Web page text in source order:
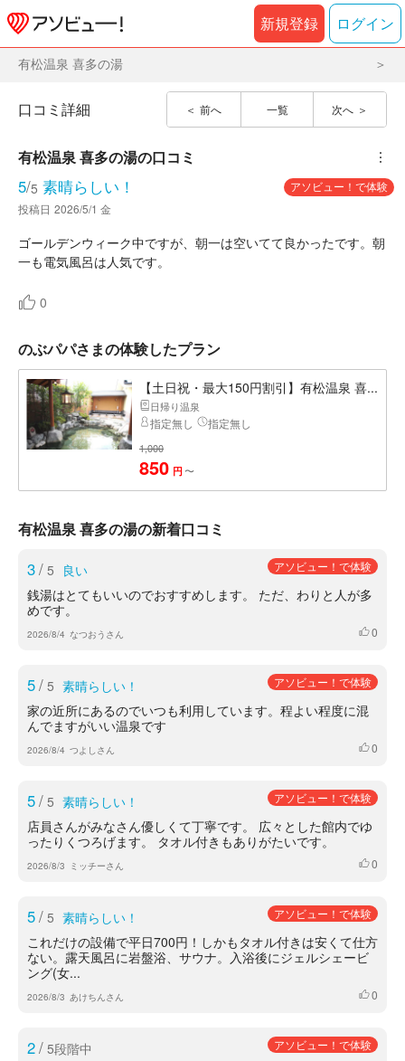
新規登録 ログイン
有松温泉 喜多の湯
前へ 一覧 次へ
口コミ詳細
有松温泉 喜多の湯の口コミ ︙
5/5 素晴らしい！
アソビュー！で体験
投稿日 2026/5/1 金
ゴールデンウィーク中ですが、朝一は空いてて良かったです。朝
一も電気風呂は人気です。
0
のぶパパさまの体験したプラン
【土日祝・最大150円割引】有松温泉 喜...
日帰り温泉
指定無し 指定無し
1,000
850 円 〜
有松温泉 喜多の湯の新着口コミ
3/ 5 良い アソビュー！で体験
銭湯はとてもいいのでおすすめします。 ただ、わりと人が多
めです。
2026/8/4 なつおうさん いいね
0
5/ 5 素晴らしい！ アソビュー！で体験
家の近所にあるのでいつも利用しています。程よい程度に混
んでますがいい温泉です
2026/8/4 つよしさん いいね
0
5/ 5 素晴らしい！ アソビュー！で体験
店員さんがみなさん優しくて丁寧です。 広々とした館内でゆ
ったりくつろげます。 タオル付きもありがたいです。
2026/8/3 ミッチーさん いいね
0
5/ 5 素晴らしい！ アソビュー！で体験
これだけの設備で平日700円！しかもタオル付きは安くて仕方
ない。露天風呂に岩盤浴、サウナ。入浴後にジェルシェービ
ング(女...
2026/8/3 あけちんさん いいね
0
2/ 5段階中 アソビュー！で体験